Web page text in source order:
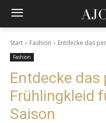
Start Fashion Entdecke das
Fashion
Entdecke das
Frühlingkleid
Saison